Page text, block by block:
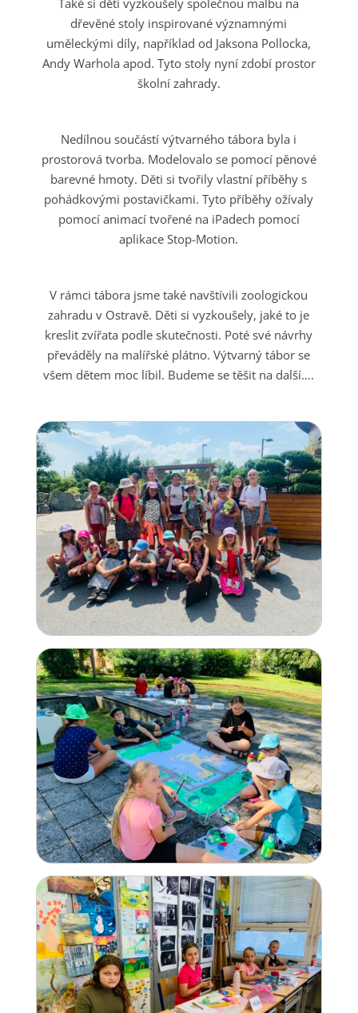
Také si děti vyzkoušely společnou malbu na
dřevěné stoly inspirované významnými
uměleckými díly, například od Jaksona Pollocka,
Andy Warhola apod. Tyto stoly nyní zdobí prostor
školní zahrady.
Nedílnou součástí výtvarného tábora byla i
prostorová tvorba. Modelovalo se pomocí pěnové
barevné hmoty. Děti si tvořily vlastní příběhy s
pohádkovými postavičkami. Tyto příběhy ožívaly
pomocí animací tvořené na iPadech pomocí
aplikace Stop-Motion.
V rámci tábora jsme také navštívili zoologickou
zahradu v Ostravě. Děti si vyzkoušely, jaké to je
kreslit zvířata podle skutečnosti. Poté své návrhy
převáděly na malířské plátno. Výtvarný tábor se
všem dětem moc líbil. Budeme se těšit na další….